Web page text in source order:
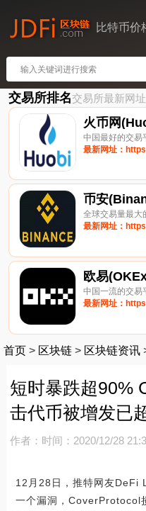
比特币价
交易所排名交易所最新网址
火币网
中国最好的交易
最新网址：
币安
全球交易量最大
最新网址：
欧易
中国一流的交易
最新网址：
首页 > 区块链 > 区块链资讯
短时暴跌超90%
击代币被增发已
作者： 时间：2020/12/28
12月28日，推特网友DeFi
一个漏洞，CoverProtocol